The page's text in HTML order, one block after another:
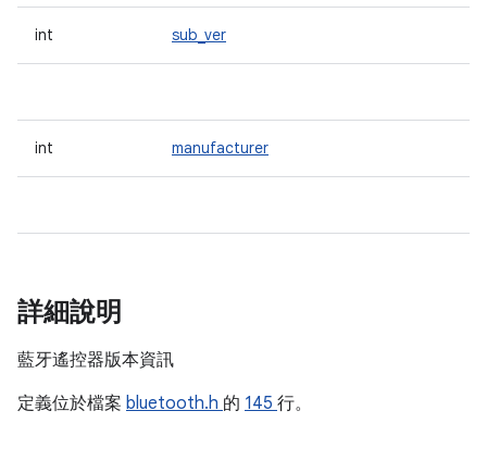
int sub_ver
int manufacturer
詳細說明
藍牙遙控器版本資訊
定義位於檔案 bluetooth.h 的 145 行。